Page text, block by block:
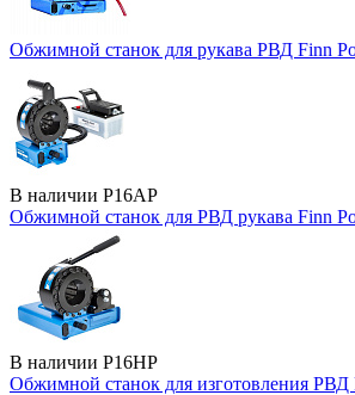
Обжимной станок для рукава РВД Finn
В наличии P16AP
Обжимной станок для РВД рукава Finn
В наличии P16HP
Обжимной станок для изготовления РВД